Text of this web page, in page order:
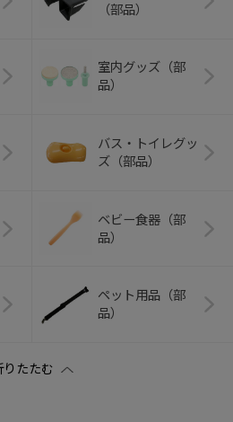
（部品）
室内グッズ（部
品）
バス・トイレグッ
ズ（部品）
ベビー食器（部
品）
ペット用品（部
品）